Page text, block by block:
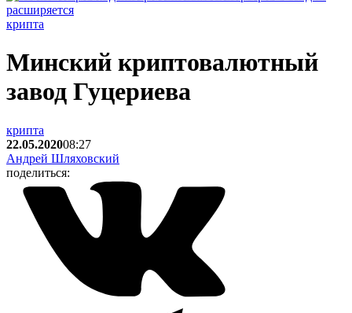
крипта
Минский криптовалютный
завод Гуцериева
крипта
22.05.202008:27
Андрей Шляховский
поделиться: